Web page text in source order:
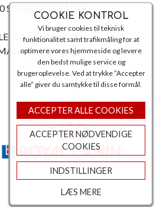
COOKIE KONTROL
Vi bruger cookies til teknisk
funktionalitet samt trafikmåling for at
optimere vores hjemmeside og levere
den bedst mulige service og
brugeroplevelse. Ved at trykke ”Accepter
alle” giver du samtykke til disse formål.
ACCEPTER ALLE COOKIES
ACCEPTER NØDVENDIGE
COOKIES
INDSTILLINGER
LÆS MERE
SOLRØD STRAND
56 18 81 00
post@dkk.dk